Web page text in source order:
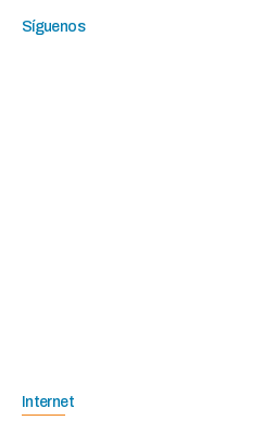
Síguenos
Internet